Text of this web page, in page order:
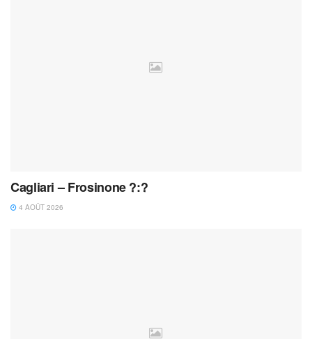
Cagliari – Frosinone ?:?
4 AOÛT 2026